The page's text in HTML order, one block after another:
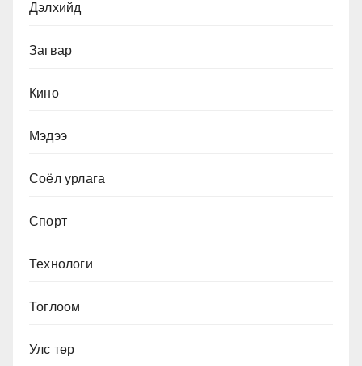
Дэлхийд
Загвар
Кино
Мэдээ
Соёл урлага
Спорт
Технологи
Тоглоом
Улс төр